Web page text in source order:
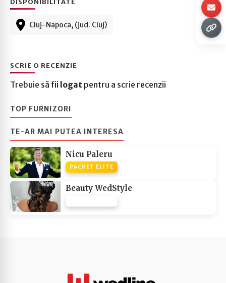
DISPONIBILITATE
Cluj-Napoca, (jud. Cluj)
SCRIE O RECENZIE
Trebuie să fii logat pentru a scrie recenzii
TOP FURNIZORI
TE-AR MAI PUTEA INTERESA
Nicu Paleru
PACHET ELITE
Beauty WedStyle